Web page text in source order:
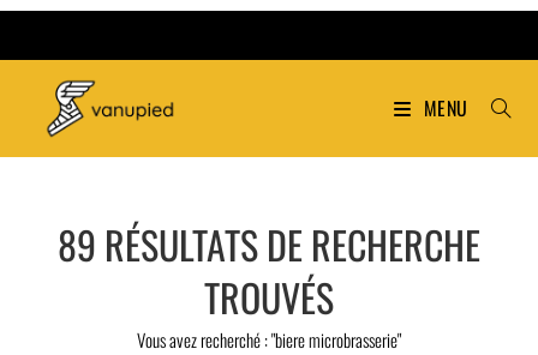
MENU
89 RÉSULTATS DE RECHERCHE
TROUVÉS
Vous avez recherché : "biere microbrasserie"